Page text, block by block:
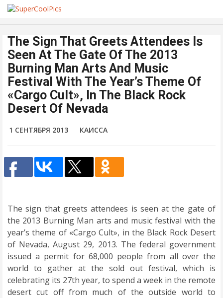
The Sign That Greets Attendees Is
Seen At The Gate Of The 2013
Burning Man Arts And Music
Festival With The Year’s Theme Of
«Cargo Cult», In The Black Rock
Desert Of Nevada
1 СЕНТЯБРЯ 2013 КАИССА
The sign that greets attendees is seen at the gate of
the 2013 Burning Man arts and music festival with the
year’s theme of «Cargo Cult», in the Black Rock Desert
of Nevada, August 29, 2013. The federal government
issued a permit for 68,000 people from all over the
world to gather at the sold out festival, which is
celebrating its 27th year, to spend a week in the remote
desert cut off from much of the outside world to